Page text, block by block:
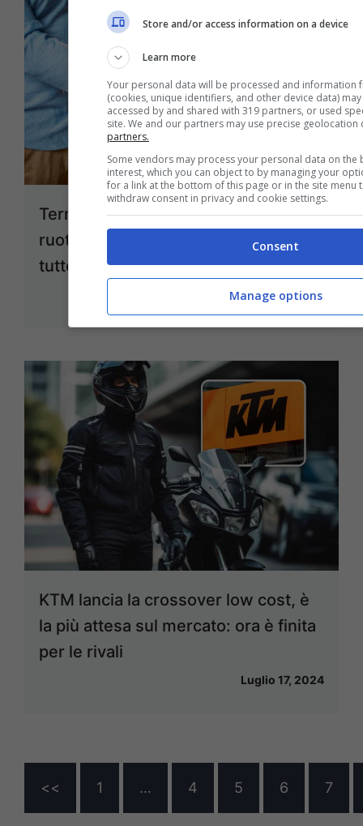
Terremoto nel mondo delle due
ruote: il colosso cinese acquista
tutto, trema l’Europa
Luglio 17, 2024
KTM lancia la crossover low cost, è
la più attesa sul mercato: ora è finita
per le rivali
Luglio 17, 2024
<< 1 … 4 5 6 7
Store and/or access information on a device
Learn more
Your personal data will be processed and information
(cookies, unique identifiers, and other device data)
accessed by and shared with 319 partners, or used
site. We and our partners may use precise geolocation
partners.
Some vendors may process your personal data on the
interest, which you can object to by managing your
for a link at the bottom of this page or in the site menu
withdraw consent in privacy and cookie settings.
Consent
Manage options